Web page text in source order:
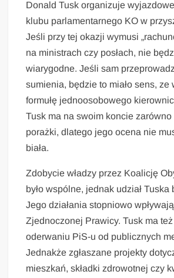
Donald Tusk organizuje
klubu parlamentarnego KO w
Jeśli przy tej okazji wymusi
na ministrach czy posłach, nie
wiarygodne. Jeśli sam
sumienia, będzie to miało sens, ze
formułę jednoosobowego
Tusk ma na swoim koncie zarówno
porażki, dlatego jego ocena nie
biała.
Zdobycie władzy przez Koalicję
było wspólne, jednak udział Tuska
Jego działania stopniowo
Zjednoczonej Prawicy. Tusk ma też
oderwaniu PiS-u od publicznych
Jednakże zgłaszane projekty
mieszkań, składki zdrowotnej czy